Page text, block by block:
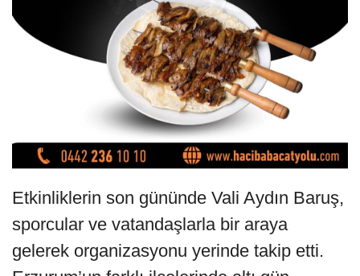
Etkinliklerin son gününde Vali Aydın Baruş,
sporcular ve vatandaşlarla bir araya
gelerek organizasyonu yerinde takip etti.